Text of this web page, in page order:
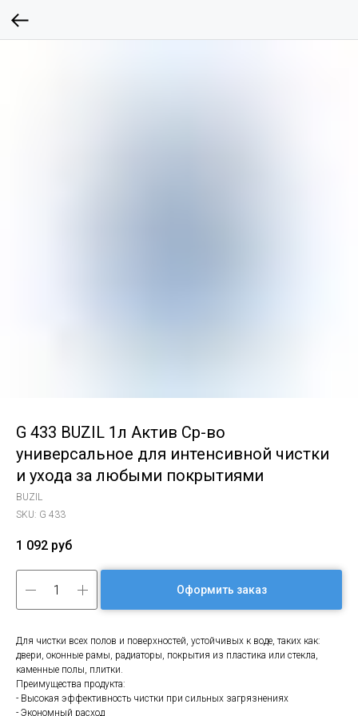
G 433 BUZIL 1л Актив Ср-во
универсальное для интенсивной чистки
и ухода за любыми покрытиями
BUZIL
SKU: G 433
1 092 руб
Оформить заказ
Для чистки всех полов и поверхностей, устойчивых к воде, таких как:
двери, оконные рамы, радиаторы, покрытия из пластика или стекла,
каменные полы, плитки.
Преимущества продукта:
- Высокая эффективность чистки при сильных загрязнениях
- Экономный расход